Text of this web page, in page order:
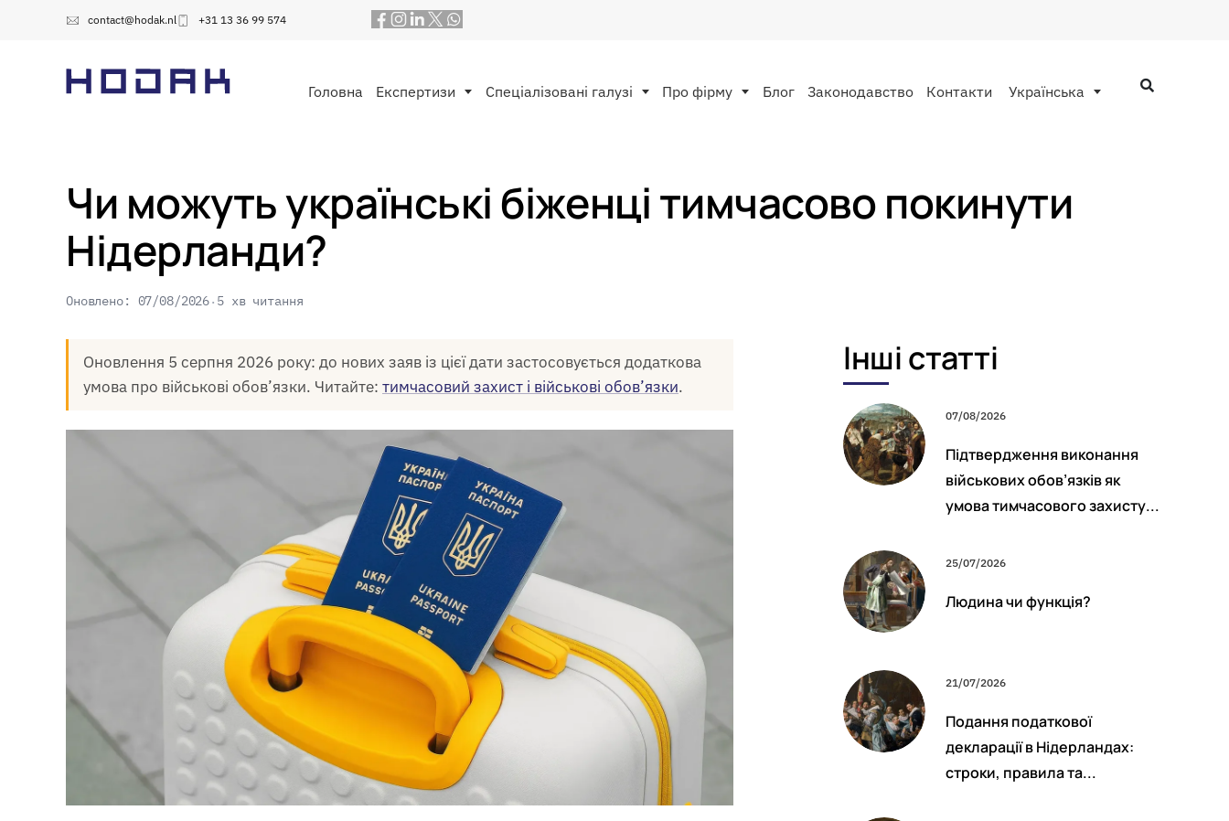
contact@hodak.nl +31 13 36 99 574
Головна Експертизи Спеціалізовані галузі Про фірму Блог Законодавство Контакти Українська
Чи можуть українські біженці тимчасово покинути
Нідерланди?
Оновлено: 07/08/2026 5 хв читання
Оновлення 5 серпня 2026 року: до нових заяв із цієї дати застосовується додаткова
умова про військові обов’язки. Читайте: тимчасовий захист і військові обов’язки.
Інші статті
07/08/2026
Підтвердження виконання
військових обов’язків як
умова тимчасового захисту...
25/07/2026
Людина чи функція?
21/07/2026
Подання податкової
декларації в Нідерландах:
строки, правила та...